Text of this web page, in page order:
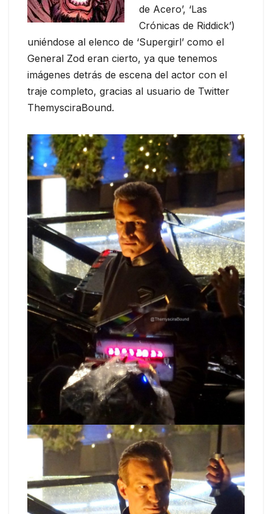
de Acero’, ‘Las
Crónicas de Riddick’)
uniéndose al elenco de ‘Supergirl’ como el
General Zod eran cierto, ya que tenemos
imágenes detrás de escena del actor con el
traje completo, gracias al usuario de Twitter
ThemysciraBound.